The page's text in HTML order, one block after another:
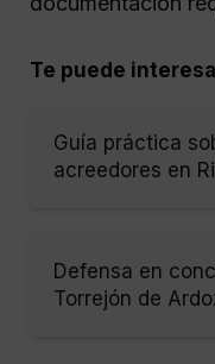
Te puede
Guía práctica
acreedores en
Defensa en
Torrejón de